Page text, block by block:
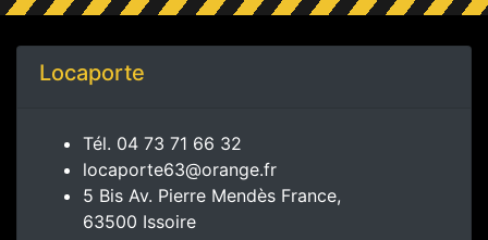
Locaporte
Tél. 04 73 71 66 32
locaporte63@orange.fr
5 Bis Av. Pierre Mendès France,
63500 Issoire